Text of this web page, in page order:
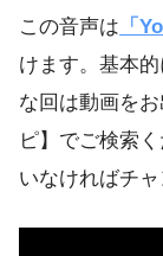
この音声は 「
けます。基本
な回は動画を
ピ】でご検索
いなければチ